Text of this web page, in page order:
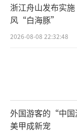
浙江舟山发布实
风“白海豚”
2026-08-08 22:32:48
外国游客的“中
美甲成新宠